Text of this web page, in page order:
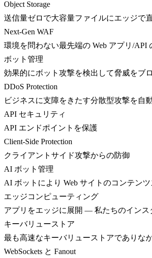
Object Storage
送信量ゼロで大容量ファイルにエッジで
Next-Gen WAF
環境を問わない最先端の Web アプリ/API
ボット管理
効果的にボット攻撃を検出して脅威をブ
DDoS Protection
ビジネスに支障をきたす分散型攻撃を自
API セキュリティ
API エンドポイントを保護
Client-Side Protection
クライアントサイド攻撃からの防御
AI ボット管理
AI ボットにより Web サイトのコンテン
エッジコンピューティング
アプリをエッジに展開 — 私たちのイン
キーバリューストア
最も高速なキーバリューストアでありな
WebSockets と Fanout